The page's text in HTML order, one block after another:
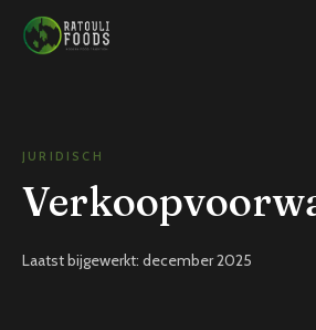
Direct naar de inhoud
JURIDISCH
Laatst bijgewerkt: december 2025